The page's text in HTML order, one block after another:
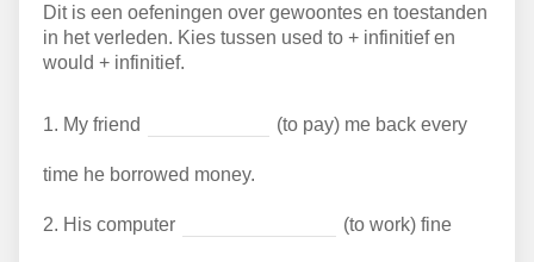
Dit is een oefeningen over gewoontes en toestanden
in het verleden. Kies tussen used to + infinitief en
would + infinitief.
1. My friend (to pay) me back every
time he borrowed money.
2. His computer (to work) fine